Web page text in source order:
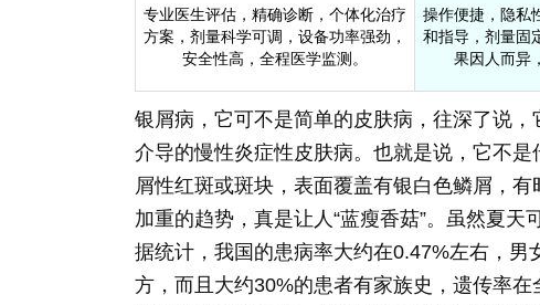
专业医生评估，精确诊断，个体化治疗
方案，剂量科学可调，设备功率强劲，
安全性高，全程医学监测。
操作便捷，隐私
和指导，剂量固
果因人而异
银屑病，它可不是简单的皮肤病，往深了说
介导的慢性炎症性皮肤病。也就是说，它不
屑性红斑或斑块，表面覆盖有银白色鳞屑，
加重的趋势，真是让人“蓝瘦香菇”。虽然夏天
据统计，我国的患病率大约在0.47%左右，
方，而且大约30%的患者有家族史，遗传率